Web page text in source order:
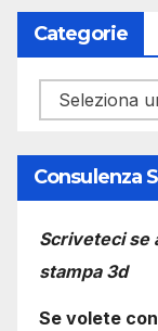
Categorie
Categorie
Consulenza
Scriveteci se
stampa 3d
Se volete